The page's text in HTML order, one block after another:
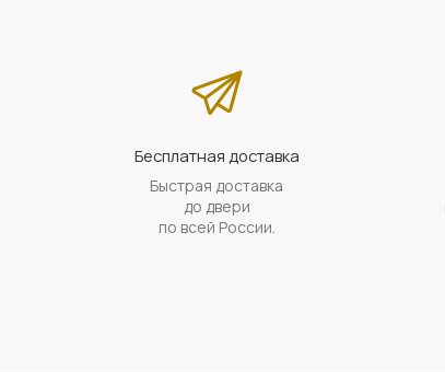
Бесплатная доставка
Быстрая доставка
до двери
по всей России.